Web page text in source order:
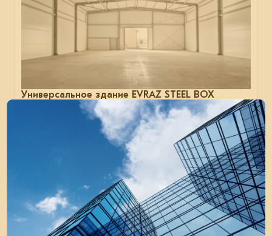
Универсальное здание EVRAZ STEEL BOX
Сколько стоит производственный цех для малого
и среднего бизнеса — считаем в рубрике
«Конфигуратор недели».
металлоконструкции строительство
19 февраля 2026